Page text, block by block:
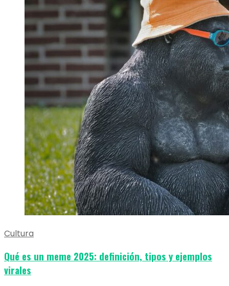
Cultura
Qué es un meme 2025: definición, tipos y ejemplos
virales